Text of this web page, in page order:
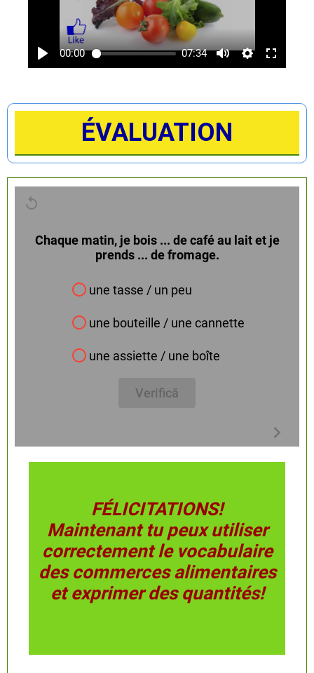
00:00 07:34
ÉVALUATION
Chaque matin, je bois ... de café au lait et je
prends ... de fromage.
une tasse / un peu
une bouteille / une cannette
une assiette / une boîte
Verifică
FÉLICITATIONS!
Maintenant tu peux utiliser
correctement le vocabulaire
des commerces alimentaires
et exprimer des quantités!